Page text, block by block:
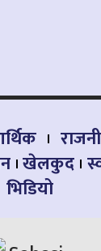
खेलकुद
भिडियो